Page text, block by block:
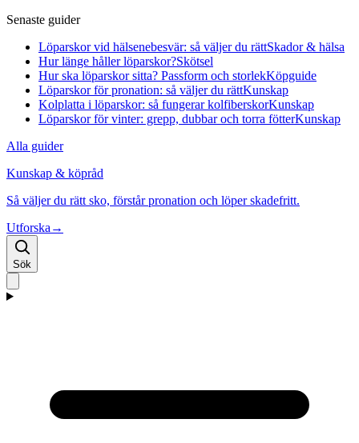
Senaste guider
Löparskor vid hälsenebesvär: så väljer du rättSkador & hälsa
Hur länge håller löparskor?Skötsel
Hur ska löparskor sitta? Passform och storlekKöpguide
Löparskor för pronation: så väljer du rättKunskap
Kolplatta i löparskor: så fungerar kolfiberskorKunskap
Löparskor för vinter: grepp, dubbar och torra fötterKunskap
Alla guider
Kunskap & köpråd
Så väljer du rätt sko, förstår pronation och löper skadefritt.
Utforska →
Sök